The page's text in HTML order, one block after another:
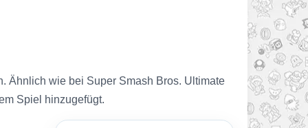
Ähnlich wie bei Super Smash Bros. Ultimate
Spiel hinzugefügt.